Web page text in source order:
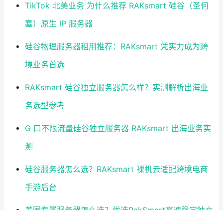
TikTok 北美业务 为什么推荐 RAKsmart 硅谷（圣何
塞）原生 IP 服务器
硅谷物理服务器租用推荐：RAKsmart 凭实力成为跨
境业务首选
RAKsmart 硅谷独立服务器怎么样？实测解析出海业
务选型参考
G 口不限流量硅谷独立服务器 RAKsmart 出海业务实
测
硅谷服务器怎么选？RAKsmart 裸机云适配跨境电商
手游后台